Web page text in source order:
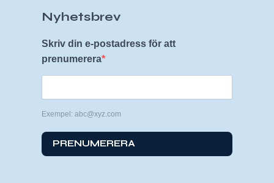
Nyhetsbrev
Skriv din e-postadress för att
prenumerera
Exempel: abc@xyz.com
PRENUMERERA